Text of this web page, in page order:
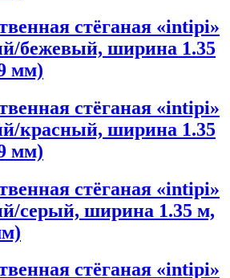
стёганая «intipi»
бежевый, ширина 1.35
мм)
стёганая «intipi»
красный, ширина 1.35
мм)
стёганая «intipi»
серый, ширина 1.35 м,
стёганая «intipi»